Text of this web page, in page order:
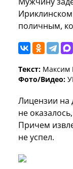
поличным,
Текст:
Фото/Видео:
Лицензии
не
Причем
не успел.